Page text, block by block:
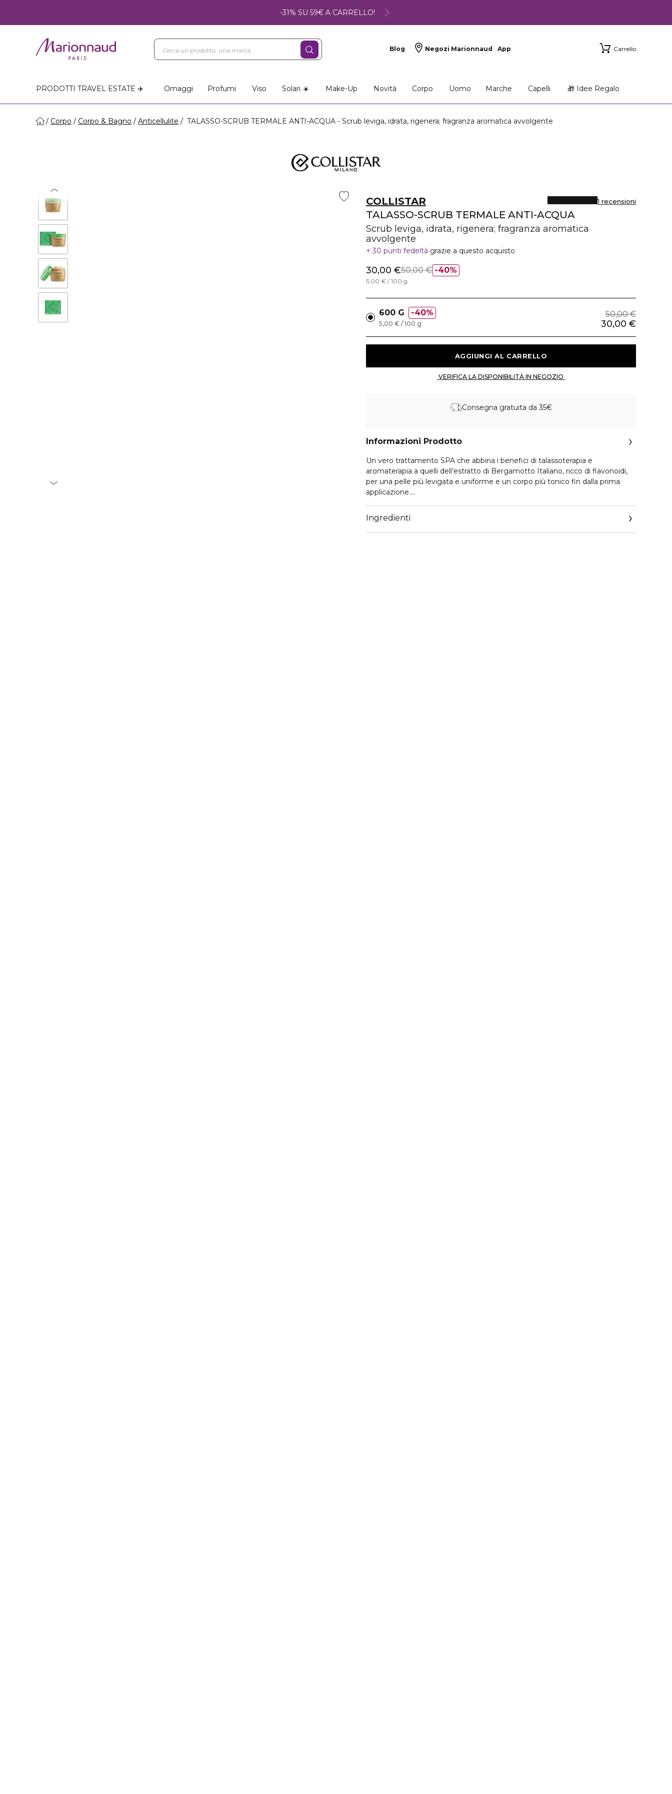
-31% SU 59€ A CARRELLO!
Blog Negozi Marionnaud App Carrello
PRODOTTI TRAVEL ESTATE ✈️ Omaggi Profumi Viso Solari ☀️ Make-Up Novità Corpo Uomo Marche Capelli 🎁 Idee Regalo
Corpo Corpo & Bagno Anticellulite TALASSO-SCRUB TERMALE ANTI-ACQUA - Scrub leviga, idrata, rigenera; fragranza aromatica avvolgente
COLLISTAR
TALASSO-SCRUB TERMALE ANTI-ACQUA
Scrub leviga, idrata, rigenera; fragranza aromatica
avvolgente
1 recensioni
30 punti fedeltà grazie a questo acquisto
40%
30,00 €50,00 €
5,00 € / 100 g
600 G 40% 50,00 €
30,00 €
5,00 € / 100 g
Consegna gratuita da 35€
Informazioni Prodotto
Un vero trattamento SPA che abbina i benefici di talassoterapia e
aromaterapia a quelli dell’estratto di Bergamotto Italiano, ricco di flavonoidi,
per una pelle più levigata e uniforme e un corpo più tonico fin dalla prima
applicazione.
sali marini, grazie alla diversa granulometria, leviga e rivitalizza la pelle, mentre
lo zucchero di canna e preziosi oli vegetali idratano e rendeno la pelle più
morbida.
Ingredienti